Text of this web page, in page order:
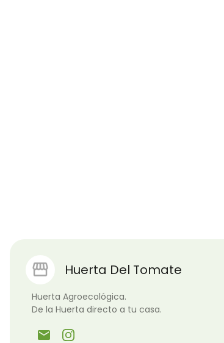
Huerta Del Tomate
Huerta Agroecológica.
De la Huerta directo a tu casa.
email